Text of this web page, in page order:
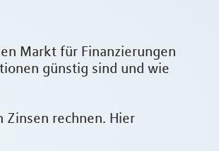
Markt für Finanzierungen
günstig sind und wie
Zinsen rechnen. Hier